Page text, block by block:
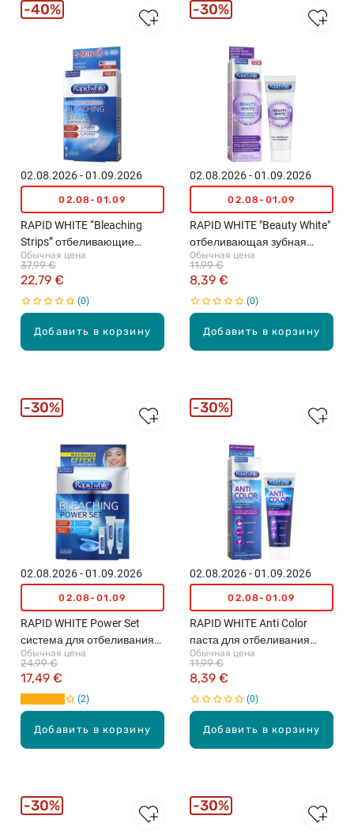
Добавить в корзину
02.08.2026 - 01.09.2026
02.08-01.09
RAPID WHITE “Bleaching
Strips” отбеливающие
полоски, 6шт.
Обычная цена
22,79 €
37,99 €
0
40%
Добавить в корзину
02.08.2026 - 01.09.2026
02.08-01.09
RAPID WHITE "Beauty White"
отбеливающая зубная
паста, 75мл
Обычная цена
8,39 €
11,99 €
0
30%
Добавить в корзину
02.08.2026 - 01.09.2026
02.08-01.09
RAPID WHITE Power Set
система для отбеливания
зубов
Обычная цена
17,49 €
24,99 €
2
30%
Добавить в корзину
02.08.2026 - 01.09.2026
02.08-01.09
RAPID WHITE Anti Color
паста для отбеливания
зубов, 75мл
Обычная цена
8,39 €
11,99 €
0
30%
30% 30%